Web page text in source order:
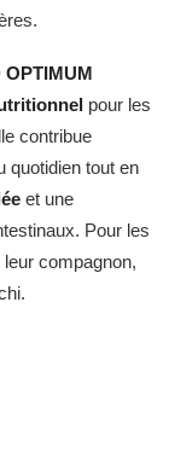
OPTIMUM
pour les
contribue
quotidien tout en
et une
Pour les
compagnon,